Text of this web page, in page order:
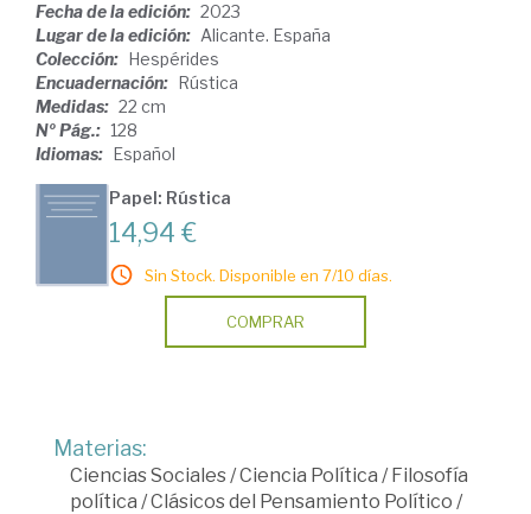
Fecha de la edición: 2023
Lugar de la edición: Alicante. España
Colección: Hespérides
Encuadernación: Rústica
Medidas: 22 cm
Nº Pág.: 128
Idiomas: Español
Papel: Rústica
14,94 €
Sin Stock. Disponible en 7/10 días.
COMPRAR
Materias:
Ciencias Sociales/Ciencia Política /Filosofía
política /Clásicos del Pensamiento Político /